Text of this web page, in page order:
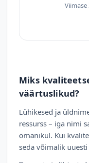
Viimase
Miks
väärtuslikud?
Lühikesed ja
ressurss – iga nimi
omanikul. Kui
seda võimalik